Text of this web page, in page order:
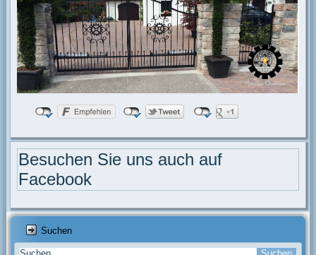
Besuchen Sie uns auch auf
Facebook
Suchen